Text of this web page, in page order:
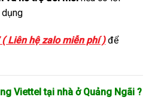
Liên hệ zalo miễn phí ) để
Viettel tại nhà ở Quảng Ngãi ?